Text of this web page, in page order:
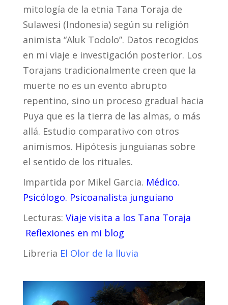
mitología de la etnia Tana Toraja de
Sulawesi (Indonesia) según su religión
animista “Aluk Todolo”. Datos recogidos
en mi viaje e investigación posterior. Los
Torajans tradicionalmente creen que la
muerte no es un evento abrupto
repentino, sino un proceso gradual hacia
Puya que es la tierra de las almas, o más
allá. Estudio comparativo con otros
animismos. Hipótesis junguianas sobre
el sentido de los rituales.
Impartida por Mikel Garcia. Médico.
Psicólogo. Psicoanalista junguiano
Lecturas: Viaje visita a los Tana Toraja
Reflexiones en mi blog
Libreria El Olor de la lluvia